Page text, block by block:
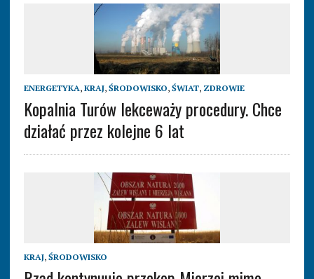
ENERGETYKA, KRAJ, ŚRODOWISKO, ŚWIAT, ZDROWIE
Kopalnia Turów lekceważy procedury. Chce
działać przez kolejne 6 lat
KRAJ, ŚRODOWISKO